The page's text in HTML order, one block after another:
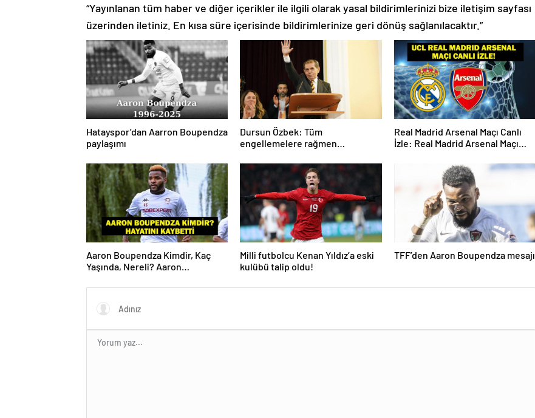
“Yayınlanan tüm haber ve diğer içerikler ile ilgili olarak yasal bildirimlerinizi bize iletişim sayfası
üzerinden iletiniz. En kısa süre içerisinde bildirimlerinize geri dönüş sağlanılacaktır.”
Hatayspor’dan Aarron Boupendza
paylaşımı
Dursun Özbek: Tüm
engellemelere rağmen
Real Madrid Arsenal Maçı Canlı
İzle: Real Madrid Arsenal Maçı
Arsenal Maçı Ne Zaman, Saat
Kaçta? İşte Maç Kadrosu
Aaron Boupendza Kimdir, Kaç
Yaşında, Nereli? Aaron
Lig’in eski gol kralı hayatını
Milli futbolcu Kenan Yıldız’a eski
kulübü talip oldu!
TFF’den Aaron Boupendza mesajı